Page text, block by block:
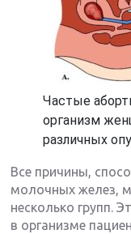
Частые
организм
различных
Все причины,
молочных желез,
несколько групп.
в организме